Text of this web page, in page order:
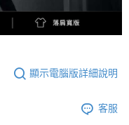
顯示電腦版詳細說明
客服